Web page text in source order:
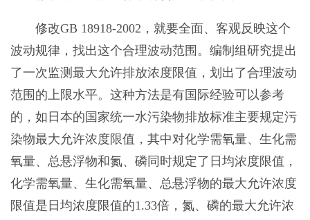
修改GB 18918-2002，就要全面、客观反映这个
波动规律，找出这个合理波动范围。编制组研究提出
了一次监测最大允许排放浓度限值，划出了合理波动
范围的上限水平。这种方法是有国际经验可以参考
的，如日本的国家统一水污染物排放标准主要规定污
染物最大允许浓度限值，其中对化学需氧量、生化需
氧量、总悬浮物和氮、磷同时规定了日均浓度限值，
化学需氧量、生化需氧量、总悬浮物的最大允许浓度
限值是日均浓度限值的1.33倍，氮、磷的最大允许浓